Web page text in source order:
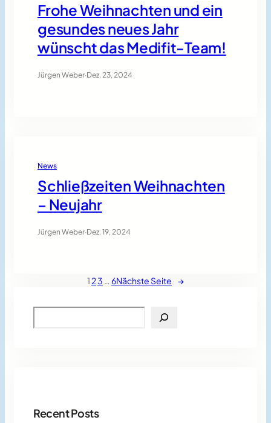
Frohe Weihnachten und ein
gesundes neues Jahr
wünscht das Medifit-Team!
Jürgen Weber·Dez. 23, 2024
News
Schließzeiten Weihnachten
– Neujahr
Jürgen Weber·Dez. 19, 2024
1 23 … 6Nächste Seite →
e
Recent Posts